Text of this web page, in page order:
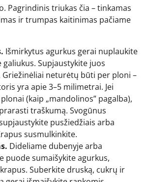
Pagrindinis triukas čia – tinkamas
ir trumpas kaitinimas pačiame
Išmirkytus agurkus gerai nuplaukite
Supjaustykite juos
Griežinėliai neturėtų būti per ploni –
yra apie 3–5 milimetrai. Jei
(kaip „mandolinos” pagalba),
traškumą. Svogūnus
pusžiedžiais arba
susmulkinkite.
Dideliame dubenyje arba
puode sumaišykite agurkus,
Suberkite druską, cukrų ir